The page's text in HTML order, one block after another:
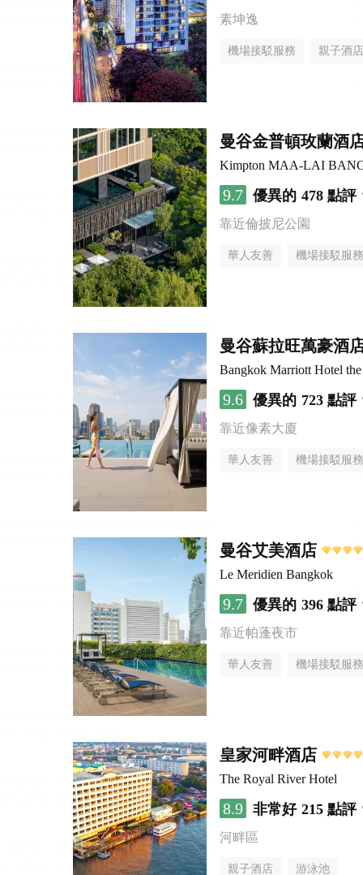
素坤逸
機場接駁服務 親子酒店
曼谷金普頓玫蘭酒
Kimpton MAA-LAI
9.7 優異的 478 點評
靠近倫披尼公園
華人友善 機場接駁服務
曼谷蘇拉旺萬豪酒
Bangkok Marriott Hotel the
9.6 優異的 723 點評
靠近像素大廈
華人友善 機場接駁服務
曼谷艾美酒店
Le Meridien Bangkok
9.7 優異的 396 點評
靠近帕蓬夜市
華人友善 機場接駁服務
皇家河畔酒店
The Royal River Hotel
8.9 非常好 215 點評
河畔區
親子酒店 游泳池